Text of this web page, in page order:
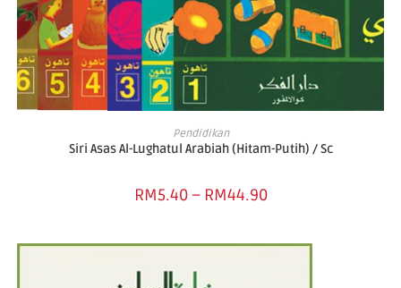
SELECT OPTIONS
Pendidikan
Siri Asas Al-Lughatul Arabiah (Hitam-Putih) / Sc
RM5.40 – RM44.90